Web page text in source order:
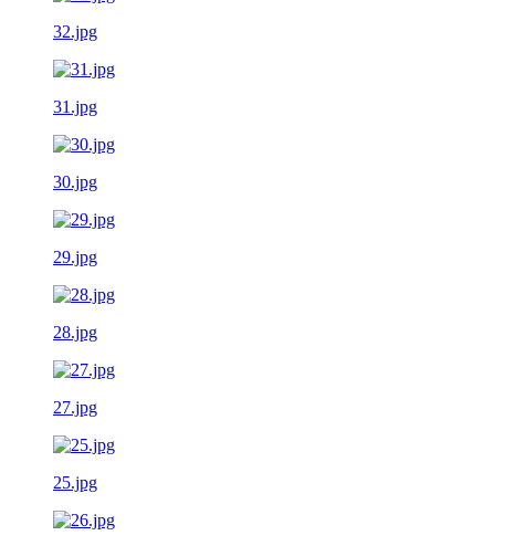
32.jpg
31.jpg
30.jpg
29.jpg
28.jpg
27.jpg
25.jpg